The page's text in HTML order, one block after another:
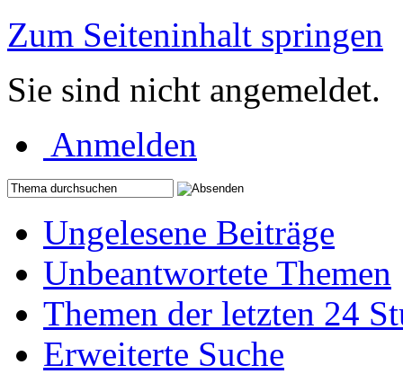
Zum Seiteninhalt springen
Sie sind nicht angemeldet.
Anmelden
Ungelesene Beiträge
Unbeantwortete Themen
Themen der letzten 24
Erweiterte Suche